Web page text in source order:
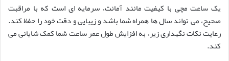
یک ساعت مچی با کیفیت مانند آمانت، سرمایه ای است که با مراقبت
صحیح، می تواند سال ها همراه شما باشد و زیبایی و دقت خود را حفظ کند.
رعایت نکات نگهداری زیر، به افزایش طول عمر ساعت شما کمک شایانی می
کند.